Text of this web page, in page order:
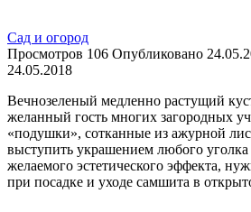
Сад и огород
Просмотров 106 Опубликовано
24.05.2018
Вечнозеленый медленно растущий
желанный гость многих загородных
«подушки», сотканные из ажурной
выступить украшением любого уголка
желаемого эстетического эффекта,
при посадке и уходе самшита в